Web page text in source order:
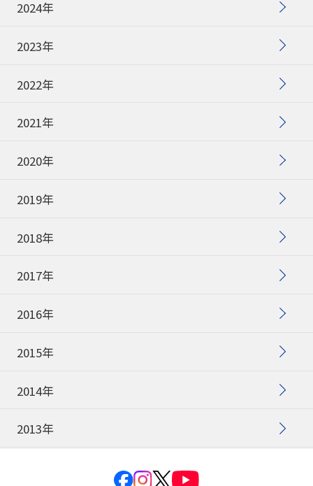
2024年
2023年
2022年
2021年
2020年
2019年
2018年
2017年
2016年
2015年
2014年
2013年